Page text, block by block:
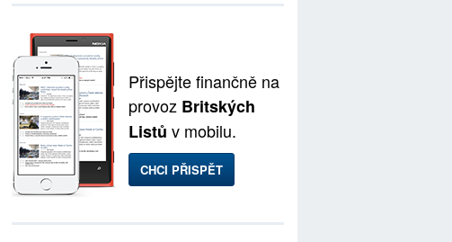
Přispějte finančně na
provoz Britských
Listů v mobilu.
CHCI PŘISPĚT